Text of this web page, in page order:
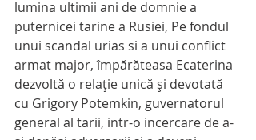
lumina ultimii ani de domnie a
puternicei tarine a Rusiei, Pe fondul
unui scandal urias si a unui conflict
armat major, împărăteasa Ecaterina
dezvoltă o relație unică și devotată
cu Grigory Potemkin, guvernatorul
general al tarii, intr-o incercare de a-